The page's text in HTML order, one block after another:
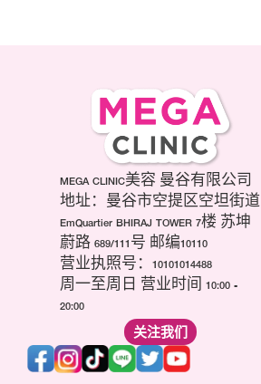
MEGA CLINIC美容 曼谷有限公司
地址：曼谷市空提区空坦街道
EmQuartier BHIRAJ TOWER 7楼 苏坤
蔚路 689/111号 邮编10110
营业执照号：10101014488
周一至周日 营业时间 10:00 -
20:00
关注我们